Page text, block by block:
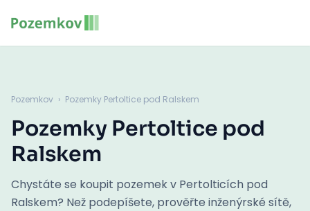
Pozemkov › Pozemky Pertoltice pod Ralskem
Pozemky Pertoltice pod
Ralskem
Chystáte se koupit pozemek v Pertolticích pod
Ralskem? Než podepíšete, prověřte inženýrské sítě,